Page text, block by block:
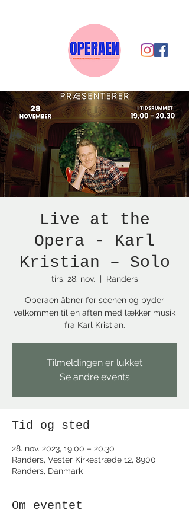
Live at the
Opera - Karl
Kristian – Solo
tirs. 28. nov.
  |
Randers
Operaen åbner for scenen og byder
velkommen til en aften med lækker musik
fra Karl Kristian.
Tilmeldingen er lukket
Se andre events
Tid og sted
28. nov. 2023, 19.00 – 20.30
Randers, Vester Kirkestræde 12, 8900
Randers, Danmark
Om eventet